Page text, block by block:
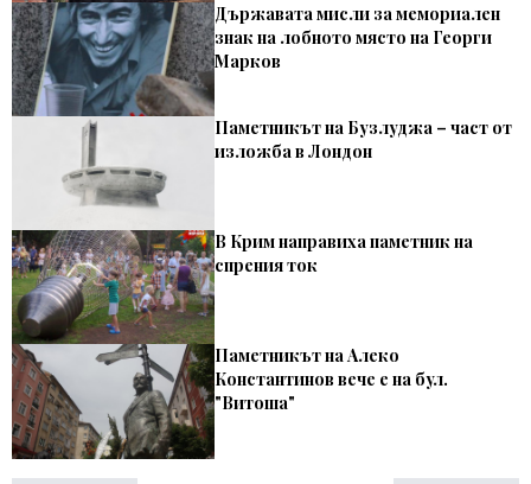
Държавата мисли за мемориален
знак на лобното място на Георги
Марков
Паметникът на Бузлуджа – част от
изложба в Лондон
В Крим направиха паметник на
спрения ток
Паметникът на Алеко
Константинов вече е на бул.
"Витоша"